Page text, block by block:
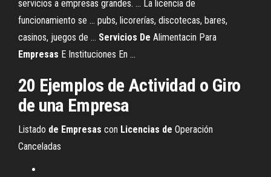
servicios a empresas grandes. ... La licencia de
funcionamiento se ... pubs, licorerías, discotecas, bares,
casinos, juegos de ... Servicios De Alimentacin Para
Empresas E Instituciones En ...
20 Ejemplos deActividad o Giro
deuna Empresa
Listado de Empresas con Licencias de Operación
Canceladas